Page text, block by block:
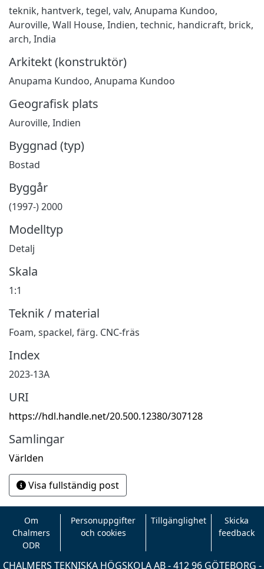
teknik, hantverk, tegel, valv, Anupama Kundoo,
Auroville, Wall House, Indien, technic, handicraft, brick,
arch, India
Arkitekt (konstruktör)
Anupama Kundoo, Anupama Kundoo
Geografisk plats
Auroville, Indien
Byggnad (typ)
Bostad
Byggår
(1997-) 2000
Modelltyp
Detalj
Skala
1:1
Teknik / material
Foam, spackel, färg. CNC-fräs
Index
2023-13A
URI
https://hdl.handle.net/20.500.12380/307128
Samlingar
Världen
Visa fullständig post
Om
Chalmers
ODR
Personuppgifter
och cookies
Tillgänglighet
Skicka
feedback
CHALMERS TEKNISKA HÖGSKOLA AB - 412 96 GÖTEBORG -